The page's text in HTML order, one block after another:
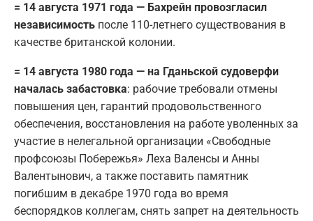
= 14 августа 1971 года — Бахрейн провозгласил
независимость после 110-летнего существования в
качестве британской колонии.
= 14 августа 1980 года — на Гданьской судоверфи
началась забастовка: рабочие требовали отмены
повышения цен, гарантий продовольственного
обеспечения, восстановления на работе уволенных за
участие в нелегальной организации «Свободные
профсоюзы Побережья» Леха Валенсы и Анны
Валентынович, а также поставить памятник
погибшим в декабре 1970 года во время
беспорядков коллегам, снять запрет на деятельность